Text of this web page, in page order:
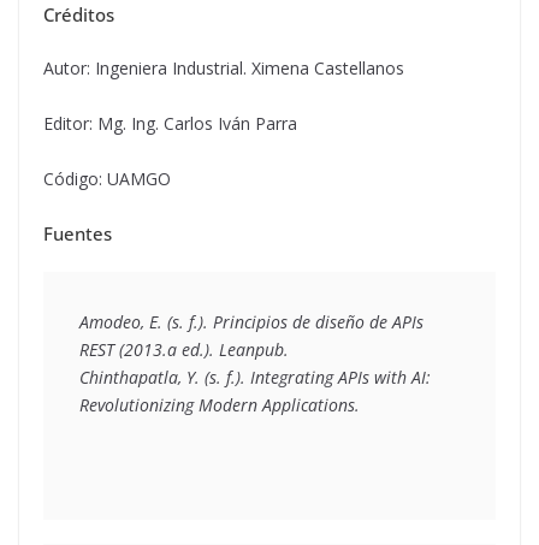
Créditos
Autor: Ingeniera Industrial. Ximena Castellanos
Editor: Mg. Ing. Carlos Iván Parra
Código: UAMGO
Fuentes
Amodeo, E. (s. f.). Principios de diseño de APIs
REST (2013.a ed.). Leanpub.
Chinthapatla, Y. (s. f.). Integrating APIs with AI:
Revolutionizing Modern Applications.